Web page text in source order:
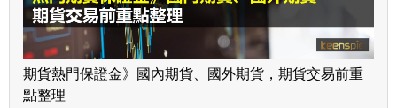
期貨熱門保證金》國內期貨、國外期貨，期貨交易前重
點整理